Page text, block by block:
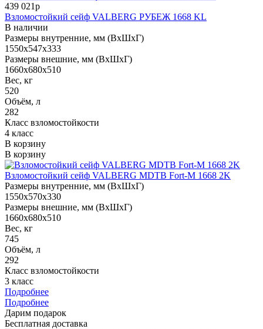
439 021р
Взломостойкий сейф VALBERG РУБЕЖ 1668 KL
В наличии
Размеры внутренние, мм (ВхШхГ)
1550x547x333
Размеры внешние, мм (ВхШхГ)
1660x680x510
Вес, кг
520
Объём, л
282
Класс взломостойкости
4 класс
В корзину
В корзину
Взломостойкий сейф VALBERG MDTB Fort-M 1668 2K
Размеры внутренние, мм (ВхШхГ)
1550x570x330
Размеры внешние, мм (ВхШхГ)
1660x680x510
Вес, кг
745
Объём, л
292
Класс взломостойкости
3 класс
Подробнее
Подробнее
Дарим подарок
Бесплатная доставка